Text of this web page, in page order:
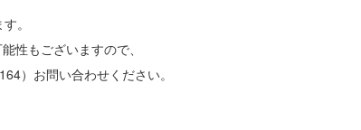
。
性もございますので、
）お問い合わせください。